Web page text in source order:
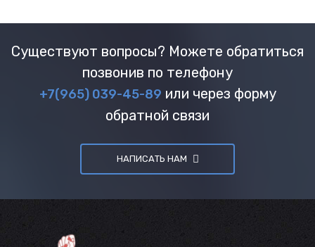
Существуют вопросы? Можете обратиться
позвонив по телефону
+7(965) 039-45-89 или через форму
обратной связи
НАПИСАТЬ НАМ